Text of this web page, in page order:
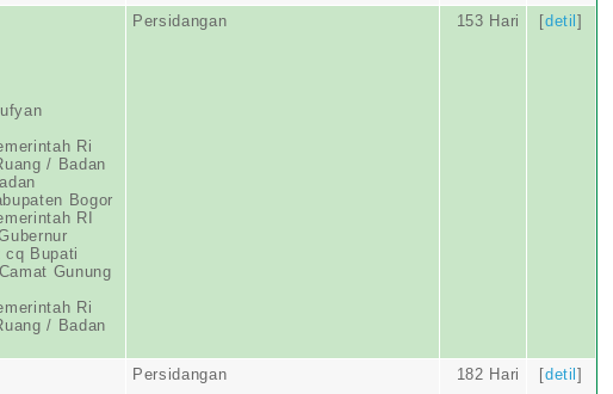
Ri
/ Badan
Bogor
RI
cq Bupati
Gunung
Ri
/ Badan
Persidangan 153 Hari [detil]
Persidangan 182 Hari [detil]